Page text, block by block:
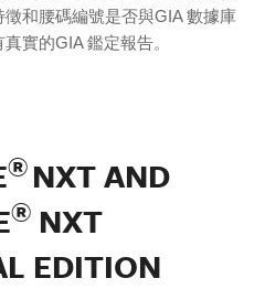
和腰碼編號是否與GIA 數據庫
實的GIA 鑑定報告。
®NXT AND
® NXT
EDITION